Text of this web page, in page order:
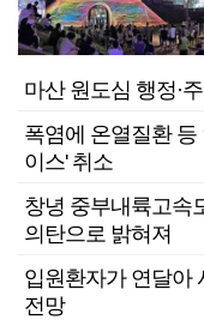
마산 원도심 행정·
폭염에 온열질환
이스' 취소
창녕 중부내륙고속
의탄으로 밝혀져
입원환자가 연달아
전망